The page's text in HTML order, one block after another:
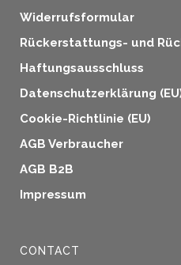
Widerrufsformular
Rückerstattungs- und
Haftungsausschluss
Datenschutzerklärung
Cookie-Richtlinie (EU)
AGB Verbraucher
AGB B2B
Impressum
CONTACT